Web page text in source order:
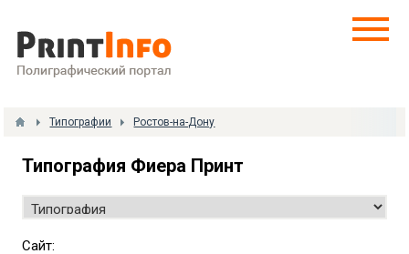
Типографии Ростов-на-Дону
Типография Фиера Принт
Сайт: